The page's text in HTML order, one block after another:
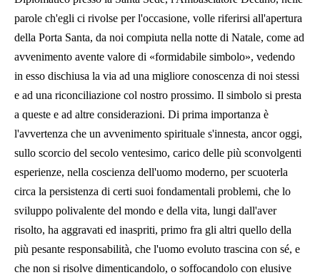
parole ch'egli ci rivolse per l'occasione, volle riferirsi all'apertura
della Porta Santa, da noi compiuta nella notte di Natale, come ad
avvenimento avente valore di «formidabile simbolo», vedendo
in esso dischiusa la via ad una migliore conoscenza di noi stessi
e ad una riconciliazione col nostro prossimo. Il simbolo si presta
a queste e ad altre considerazioni. Di prima importanza è
l'avvertenza che un avvenimento spirituale s'innesta, ancor oggi,
sullo scorcio del secolo ventesimo, carico delle più sconvolgenti
esperienze, nella coscienza dell'uomo moderno, per scuoterla
circa la persistenza di certi suoi fondamentali problemi, che lo
sviluppo polivalente del mondo e della vita, lungi dall'aver
risolto, ha aggravati ed inaspriti, primo fra gli altri quello della
più pesante responsabilità, che l'uomo evoluto trascina con sé, e
che non si risolve dimenticandolo, o soffocandolo con elusive